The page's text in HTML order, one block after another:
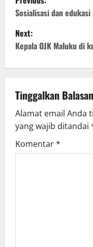
o
s
a
v
i
Sosialisasi dan edukasi
Next:
Kepala OJK Maluku di
Tinggalkan Balasan
Alamat email Anda
yang wajib ditandai
Komentar*